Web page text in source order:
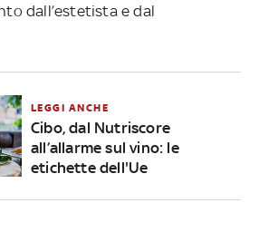
dall’estetista e dal
LEGGI ANCHE
Cibo, dal Nutriscore
all’allarme sul vino: le
etichette dell'Ue